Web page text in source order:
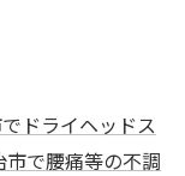
ドライヘッドス
市で腰痛等の不調